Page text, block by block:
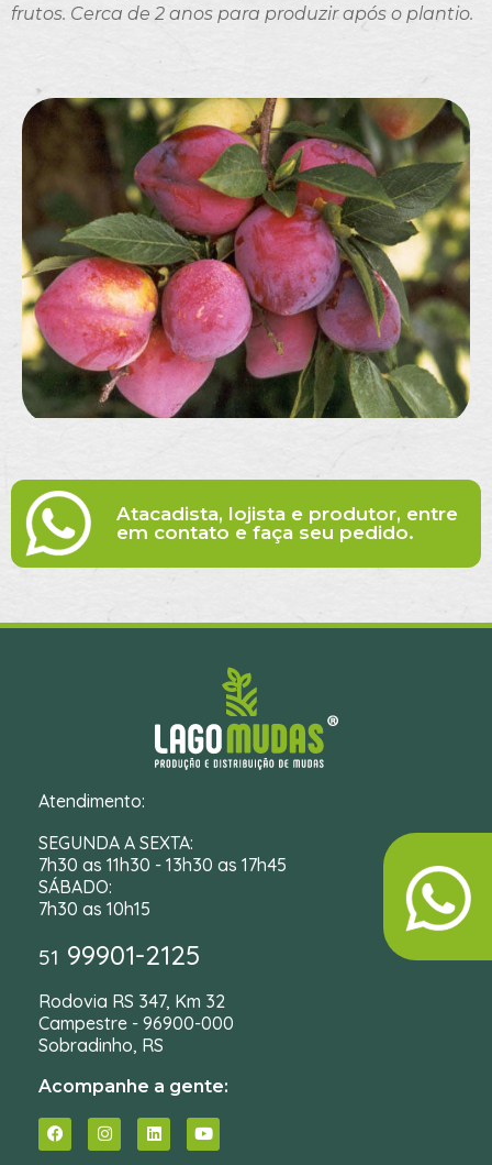
frutos. Cerca de 2 anos para produzir após o plantio.
Atacadista, lojista e produtor, entre
em contato e faça seu pedido.
Atendimento:
SEGUNDA A SEXTA:
7h30 as 11h30 - 13h30 as 17h45
SÁBADO:
7h30 as 10h15
51 99901-2125
Rodovia RS 347, Km 32
Campestre - 96900-000
Sobradinho, RS
Acompanhe a gente: